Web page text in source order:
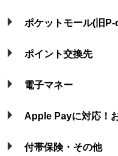
ポケットモール(旧
ポイント交換先
電子マネー
Apple Payに対応！
付帯保険・その他